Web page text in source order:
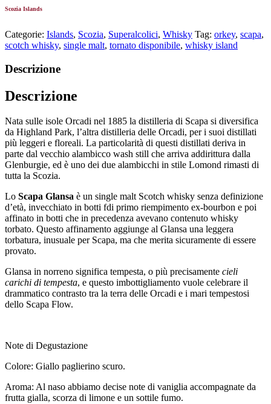
Scozia Islands
Categorie: Islands, Scozia, Superalcolici, Whisky Tag: orkey, scapa,
scotch whisky, single malt, tornato disponibile, whisky island
Descrizione
Descrizione
Nata sulle isole Orcadi nel 1885 la distilleria di Scapa si diversifica
da Highland Park, l’altra distilleria delle Orcadi, per i suoi distillati
più leggeri e floreali. La particolarità di questi distillati deriva in
parte dal vecchio alambicco wash still che arriva addirittura dalla
Glenburgie, ed è uno dei due alambicchi in stile Lomond rimasti di
tutta la Scozia.
Lo Scapa Glansa è un single malt Scotch whisky senza definizione
d’età, invecchiato in botti fdi primo riempimento ex-bourbon e poi
affinato in botti che in precedenza avevano contenuto whisky
torbato. Questo affinamento aggiunge al Glansa una leggera
torbatura, inusuale per Scapa, ma che merita sicuramente di essere
provato.
Glansa in norreno significa tempesta, o più precisamente cieli
carichi di tempesta, e questo imbottigliamento vuole celebrare il
drammatico contrasto tra la terra delle Orcadi e i mari tempestosi
dello Scapa Flow.
Note di Degustazione
Colore: Giallo paglierino scuro.
Aroma: Al naso abbiamo decise note di vaniglia accompagnate da
frutta gialla, scorza di limone e un sottile fumo.